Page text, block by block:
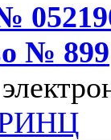
№ 899
РИНЦ